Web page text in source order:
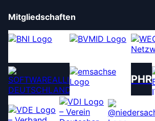
Mitgliedschaften
PHR